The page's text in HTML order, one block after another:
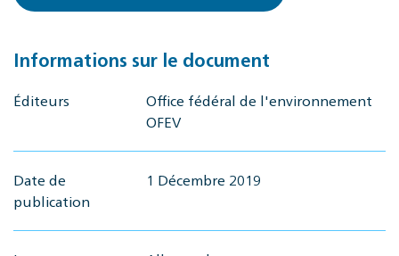
Informations sur le document
Éditeurs
Office fédéral de l'environnement
OFEV
Date de
publication
1 Décembre 2019